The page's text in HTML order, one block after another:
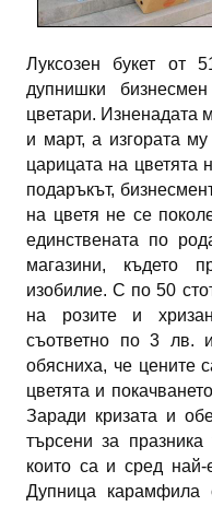
Луксозен букет от
дупнишки
цветари. Изненадата
и март, а изгората
царицата на цветята
подаръкът,
на цветя не се
единствената по
магазини, където
изобилие. С по 50
на розите и
съответно по 3 лв.
обясниха, че цените
цветята и
Заради кризата и
търсени за
които са и сред най-
Дупница карамфила